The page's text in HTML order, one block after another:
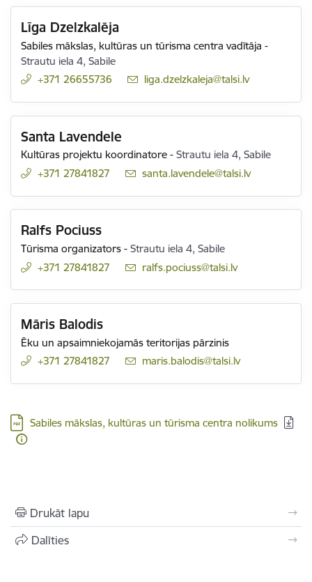
Līga Dzelzkalēja
Sabiles mākslas, kultūras un tūrisma centra vadītāja -
Strautu iela 4, Sabile
+371 26655736
E-pasts:
liga.dzelzkaleja@talsi.lv
Santa Lavendele
Kultūras projektu koordinatore -Strautu iela 4, Sabile
+371 27841827
E-pasts:
santa.lavendele@talsi.lv
Ralfs Pociuss
Tūrisma organizators -Strautu iela 4, Sabile
+371 27841827
E-pasts:
ralfs.pociuss@talsi.lv
Māris Balodis
Ēku un apsaimniekojamās teritorijas pārzinis
+371 27841827
E-pasts:
maris.balodis@talsi.lv
Lejupielādēt:
Sabiles mākslas, kultūras un tūrisma centra nolikums
Drukāt lapu
Dalīties